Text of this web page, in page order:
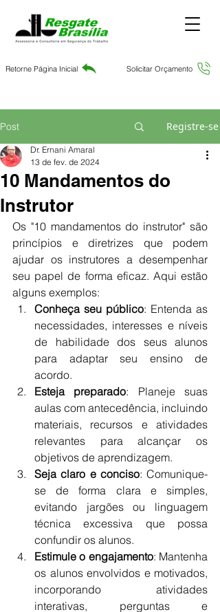
Solicitar Orçamento
Retorne Página Inicial
Post Registre-se
10 Mandamentos do
Instrutor
Dr. Ernani Amaral
13 de fev. de 2024
Os "10 mandamentos do instrutor" são
princípios e diretrizes que podem
ajudar os instrutores a desempenhar
seu papel de forma eficaz. Aqui estão
alguns exemplos:
Conheça seu público: Entenda as
necessidades, interesses e níveis
de habilidade dos seus alunos
para adaptar seu ensino de
acordo.
Esteja preparado: Planeje suas
aulas com antecedência, incluindo
materiais, recursos e atividades
relevantes para alcançar os
objetivos de aprendizagem.
Seja claro e conciso: Comunique-
se de forma clara e simples,
evitando jargões ou linguagem
técnica excessiva que possa
confundir os alunos.
Estimule o engajamento: Mantenha
os alunos envolvidos e motivados,
incorporando atividades
interativas, perguntas e